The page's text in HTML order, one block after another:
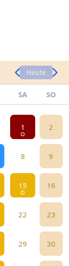
Heute
SA SO
1 2
8 9
15 16
22 23
29 30